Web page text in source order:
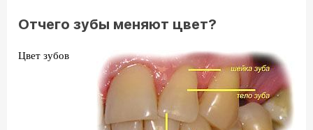
Отчего зубы меняют цвет?
Цвет зубов